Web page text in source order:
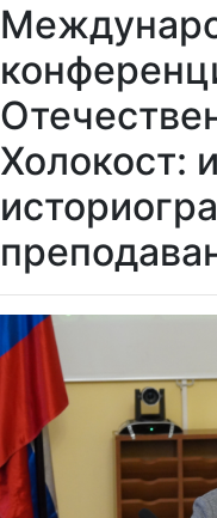
Холокост: